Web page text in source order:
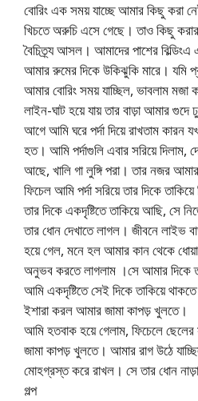
বোরিং এক সময় যাচ্ছে আমার কিছু করা
খিচতে অরুচি এসে গেছে। তাও কিছু
বৈচিত্র্য আসল। আমাদের পাশের
আমার রুমের দিকে উকিঝুকি মারে। যমি
আমার বোরিং সময় যাচ্ছিল, ভাবলাম মজা
লাইন-ঘাট হয়ে যায় তার বাড়া আমার
আগে আমি ঘরে পর্দা দিয়ে রাখতাম
হত। আমি পর্দাগুলি এবার সরিয়ে দিলাম,
আছে, খালি গা লুঙ্গি পরা। তার নজর
ফিচেল আমি পর্দা সরিয়ে তার দিকে
তার দিকে একদৃষ্টিতে তাকিয়ে আছি, সে
তার ধোন দেখাতে লাগল। জীবনে লাইভ
হয়ে গেল, মনে হল আমার কান থেকে
অনুভব করতে লাগলাম ।সে আমার দিকে
আমি একদৃষ্টিতে সেই দিকে তাকিয়ে
ইশারা করল আমার জামা কাপড় খুলতে।
আমি হতবাক হয়ে গেলাম, ফিচেলে
জামা কাপড় খুলতে। আমার রাগ উঠে
মোহগ্রস্ত করে রাখল। সে তার ধোন
গল্প